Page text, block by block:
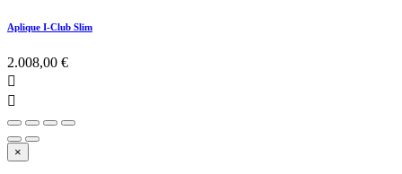
Aplique I-Club Slim
2.008,00 €


×